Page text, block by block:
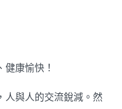
康愉快！
人與人的交流銳減。然